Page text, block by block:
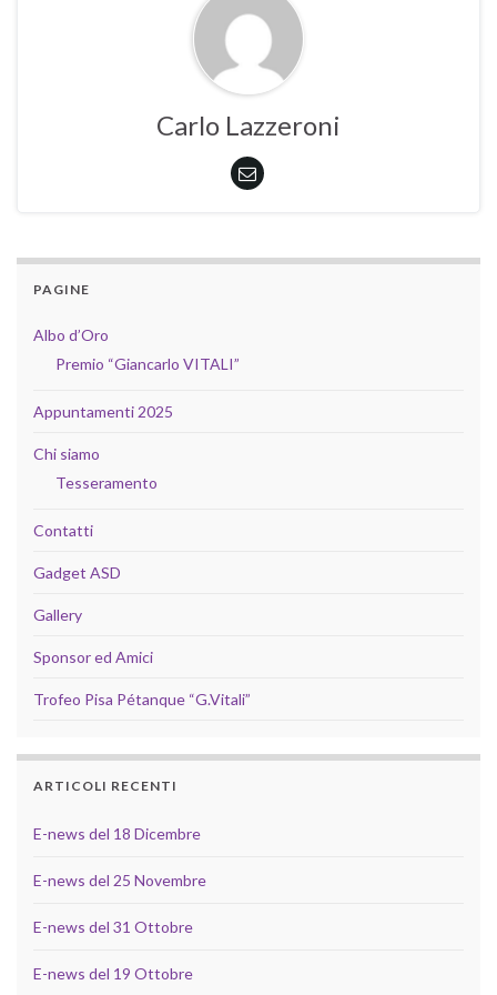
Carlo Lazzeroni
PAGINE
Albo d’Oro
Premio “Giancarlo VITALI”
Appuntamenti 2025
Chi siamo
Tesseramento
Contatti
Gadget ASD
Gallery
Sponsor ed Amici
Trofeo Pisa Pétanque “G.Vitali”
ARTICOLI RECENTI
E-news del 18 Dicembre
E-news del 25 Novembre
E-news del 31 Ottobre
E-news del 19 Ottobre